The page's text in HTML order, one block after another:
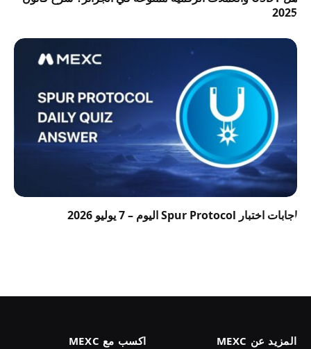
2025
إجابات اختبار Spur Protocol اليوم – 7 يوليو 2026
المزيد عن MEXC اكسب مع MEXC